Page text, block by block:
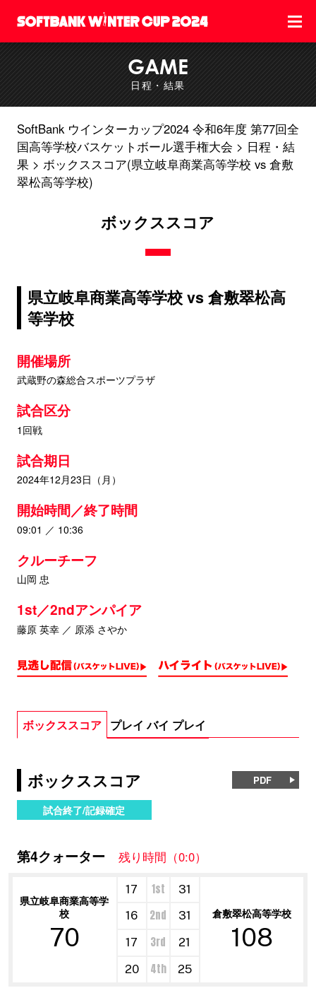
GAME
日程・結果
SoftBank ウインターカップ2024 令和6年度 第77回全
国高等学校バスケットボール選手権大会
日程・結
果
ボックススコア(県立岐阜商業高等学校 vs 倉敷
翠松高等学校)
ボックススコア
県立岐阜商業高等学校 vs 倉敷翠松高
等学校
開催場所
武蔵野の森総合スポーツプラザ
試合区分
1回戦
試合期日
2024年12月23日（月）
開始時間／終了時間
09:01 ／ 10:36
クルーチーフ
山岡 忠
1st／2ndアンパイア
藤原 英幸 ／ 原添 さやか
ボックススコア プレイ バイ プレイ
ボックススコア PDF
試合終了/記録確定
第4クォーター 残り時間（0:0）
県立岐阜商業高等学
校
70
17 1st
31
倉敷翠松高等学校
108
16 2nd
31
17
3rd
21
20
4th 25